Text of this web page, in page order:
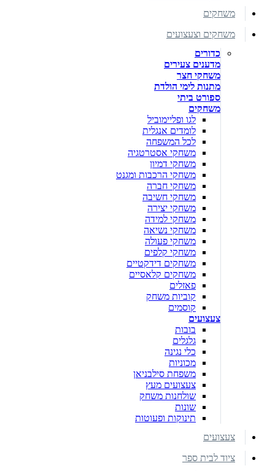
משחקים
משחקים וצעצועים
כדורים
מדענים צעירים
משחקי חצר
מתנות לימי הולדת
ספורט ביתי
משחקים
לגו ופליימוביל
לומדים אנגלית
לכל המשפחה
משחקי אסטרטגיה
משחקי דמיון
משחקי הרכבות ומגנט
משחקי חברה
משחקי חשיבה
משחקי יצירה
משחקי למידה
משחקי נשיאה
משחקי פעולה
משחקי קלפים
משחקים דידקטיים
משחקים קלאסיים
פאזלים
קוביות משחק
קוסמים
צעצועים
בובות
גלגלים
כלי נגינה
מכוניות
משפחת סילבניאן
צעצועים מעץ
שולחנות משחק
שונות
תינוקות ופעוטות
צעצועים
ציוד לבית ספר